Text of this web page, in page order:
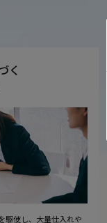
く
駆使し、大量仕入れや